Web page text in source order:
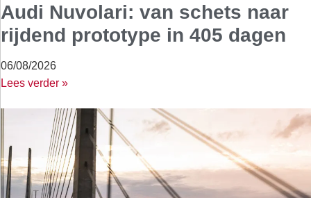
Audi Nuvolari: van schets naar
rijdend prototype in 405 dagen
06/08/2026
Lees verder »